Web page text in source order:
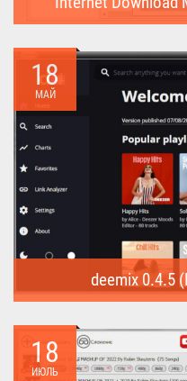
18
МАЙ
deemix 0.4.5
18
ИЮЛЬ